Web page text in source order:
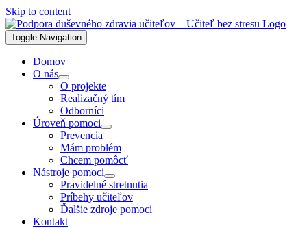
Skip to content
Toggle Navigation
Domov
O nás
O projekte
Realizačný tím
Odborníci
Úroveň pomoci
Prevencia
Mám problém
Chcem pomôcť
Nástroje pomoci
Pravidelné stretnutia
Príbehy učiteľov
Ďalšie zdroje pomoci
Kontakt